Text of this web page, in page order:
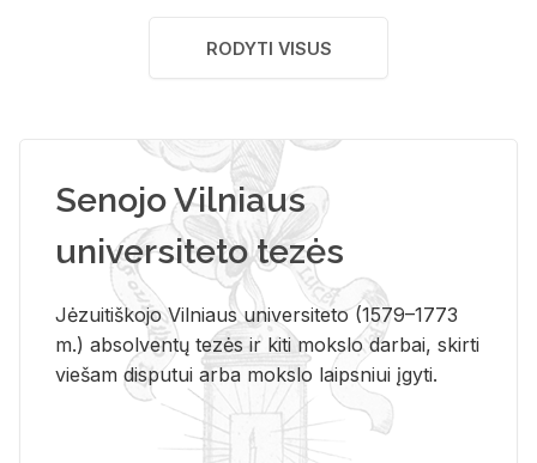
RODYTI VISUS
Senojo Vilniaus
universiteto tezės
Jėzuitiškojo Vilniaus universiteto (1579–1773
m.) absolventų tezės ir kiti mokslo darbai, skirti
viešam disputui arba mokslo laipsniui įgyti.